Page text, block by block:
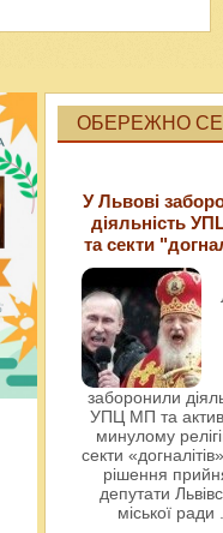
ОБЕРЕЖНО
У Львові
діяльність
та секти
заборонили
УПЦ МП та
минулому
секти
рішення
депутати
міської ради